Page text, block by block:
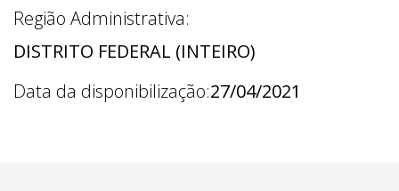
Região Administrativa:
DISTRITO FEDERAL (INTEIRO)
Data da disponibilização:27/04/2021